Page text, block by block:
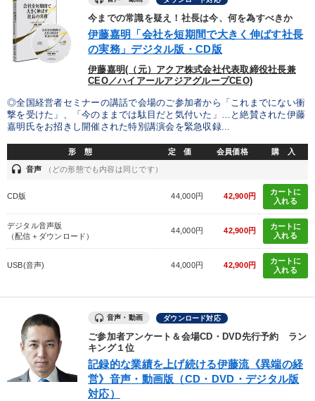
今までの常識を疑え！社長は今、何を為すべきか
伊藤嘉明「会社を短期間で大きく伸ばす社長
の実務」デジタル版・CD版
伊藤嘉明(（元）アクア株式会社代表取締役社長兼
CEO／ハイアールアジアグループCEO)
◎全国経営者セミナーの講話で会場のご参加者から「これまでにない衝
撃を受けた」、「今のままでは駄目だと気付いた」…と絶賛された伊藤
嘉明氏をお招きし開催された特別講演会を緊急収録...
形 態 定 価 会員価格 購 入
headset 音声 （どの形態でも内容は同じです）
CD版 44,000円 42,900円
カートに
入れる
デジタル音声版
（配信＋ダウンロード）
44,000円 42,900円
カートに
入れる
USB(音声) 44,000円 42,900円
カートに
入れる
音声・動画 ダウンロード対応
ご参加者アンケート＆会場CD・DVD先行予約 ラン
キング１位
記録的な業績を上げ続ける伊藤流《異端の経
営》音声・動画版（CD・DVD・デジタル版
対応）